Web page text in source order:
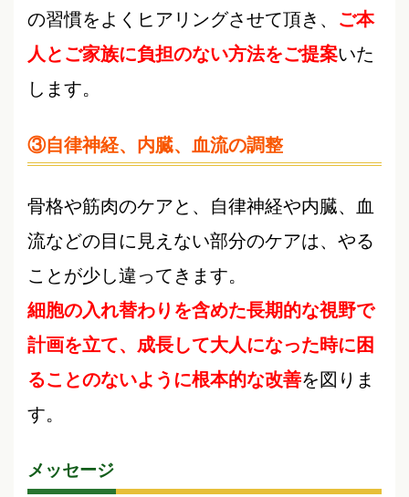
の習慣をよくヒアリングさせて頂き、 ご本
人とご家族に負担のない方法をご提案いた
します。
③自律神経、内臓、血流の調整
骨格や筋肉のケアと、自律神経や内臓、血
流などの目に見えない部分のケアは、やる
ことが少し違ってきます。
細胞の入れ替わりを含めた長期的な視野で
計画を立て、成長して大人になった時に困
ることのないように根本的な改善を図りま
す。
メッセージ